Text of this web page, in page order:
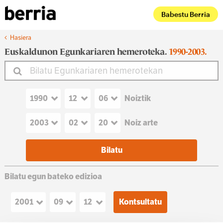
Babestu Berria
Hasiera
Euskaldunon Egunkariaren hemeroteka. 1990-2003.
Noiztik
Noiz arte
Bilatu egun bateko edizioa